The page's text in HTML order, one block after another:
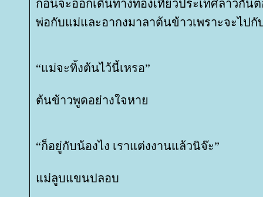
ก่อนจะออกเดินทางท่องเที่ยวประเทศลาวกัน
พ่อกับแม่และอากงมาลาต้นข้าวเพราะจะไป
“แม่จะทิ้งต้นไว้นี้เหรอ”
ต้นข้าวพูดอย่างใจหา
“ก็อยู่กับน้องไง เราแต่งงานแล้วนิจ๊ะ”
ม่ลูบแขนปลอบ